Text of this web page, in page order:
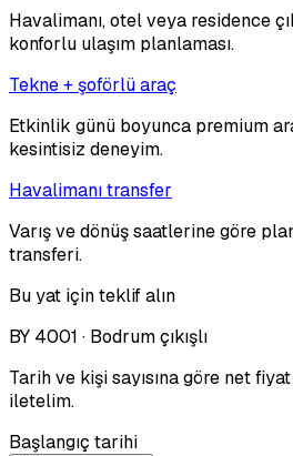
Havalimanı, otel veya residence
konforlu ulaşım planlaması.
Tekne + şoförlü araç
Etkinlik günü boyunca premium
kesintisiz deneyim.
Havalimanı transfer
Varış ve dönüş saatlerine göre
transferi.
Bu yat için teklif alın
BY 4001 · Bodrum çıkışlı
Tarih ve kişi sayısına göre net
iletelim.
Başlangıç tarihi